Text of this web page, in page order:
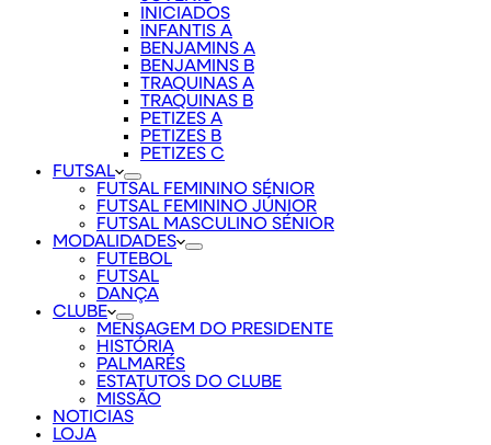
INICIADOS
INFANTIS A
BENJAMINS A
BENJAMINS B
TRAQUINAS A
TRAQUINAS B
PETIZES A
PETIZES B
PETIZES C
FUTSAL
FUTSAL FEMININO SÉNIOR
FUTSAL FEMININO JÚNIOR
FUTSAL MASCULINO SÉNIOR
MODALIDADES
FUTEBOL
FUTSAL
DANÇA
CLUBE
MENSAGEM DO PRESIDENTE
HISTÓRIA
PALMARÉS
ESTATUTOS DO CLUBE
MISSÃO
NOTICIAS
LOJA